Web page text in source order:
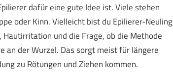
dafür eine gute Idee ist. Viele stehen
oder Kinn. Vielleicht bist du Epilierer-Neuling
und die Frage, ob die Methode
der Wurzel. Das sorgt meist für längere
zu Rötungen und Ziehen kommen.